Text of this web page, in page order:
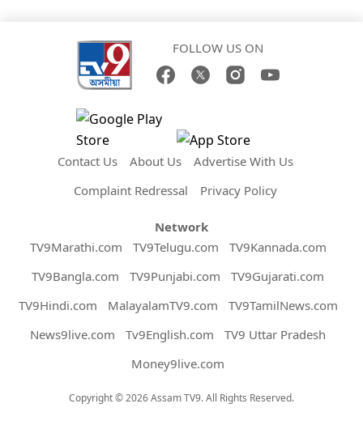
FOLLOW US ON
Contact Us About Us
Advertise With Us
Complaint Redressal
Privacy Policy
Network
TV9Marathi.com
TV9Telugu.com
TV9Kannada.com
TV9Bangla.com
TV9Punjabi.com
TV9Gujarati.com
TV9Hindi.com
MalayalamTV9.com
TV9TamilNews.com
News9live.com
Tv9English.com
TV9 Uttar Pradesh
Money9live.com
Copyright © 2026 Assam TV9. All Rights Reserved.